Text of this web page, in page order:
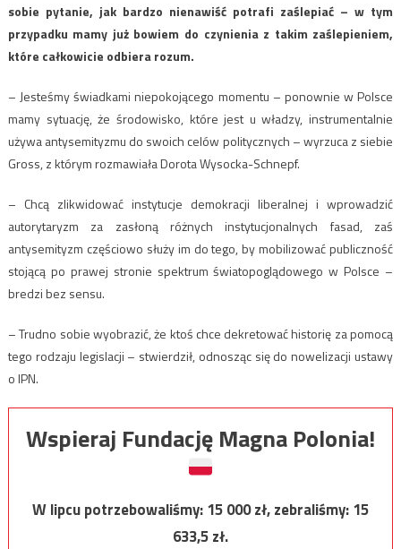
sobie pytanie, jak bardzo nienawiść potrafi zaślepiać – w tym
przypadku mamy już bowiem do czynienia z takim zaślepieniem,
które całkowicie odbiera rozum.
– Jesteśmy świadkami niepokojącego momentu – ponownie w Polsce
mamy sytuację, że środowisko, które jest u władzy, instrumentalnie
używa antysemityzmu do swoich celów politycznych – wyrzuca z siebie
Gross, z którym rozmawiała Dorota Wysocka-Schnepf.
– Chcą zlikwidować instytucje demokracji liberalnej i wprowadzić
autorytaryzm za zasłoną różnych instytucjonalnych fasad, zaś
antysemityzm częściowo służy im do tego, by mobilizować publiczność
stojącą po prawej stronie spektrum światopoglądowego w Polsce –
bredzi bez sensu.
– Trudno sobie wyobrazić, że ktoś chce dekretować historię za pomocą
tego rodzaju legislacji – stwierdził, odnosząc się do nowelizacji ustawy
o IPN.
Wspieraj Fundację Magna Polonia!
W lipcu potrzebowaliśmy:15 000zł, zebraliśmy:15
633,5zł.